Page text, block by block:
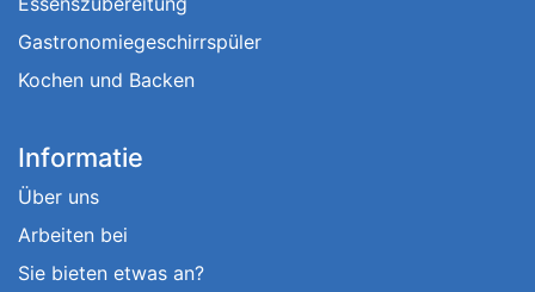
Gastronomiegeschirrspüler
Kochen und Backen
Informatie
Über uns
Arbeiten bei
Sie bieten etwas an?